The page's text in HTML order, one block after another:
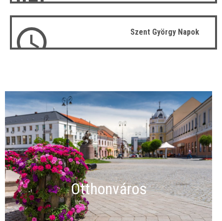
Szent György Napok
Otthonváros